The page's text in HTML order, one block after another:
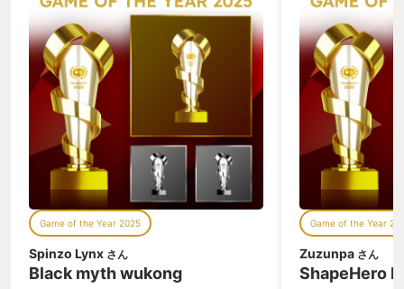
Game of the Year 2025
Spinzo Lynx さん
Black myth wukong
Game of the Year
Zuzunpa さん
ShapeHero